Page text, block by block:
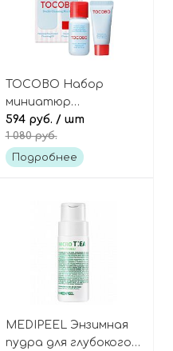
TOCOBO Набор
миниатюр
(гидрофильное
масло+пенка для
умывания), Double
594 руб. / шт
1 080 руб.
Подробнее
MEDIPEEL Энзимная
пудра для глубокого